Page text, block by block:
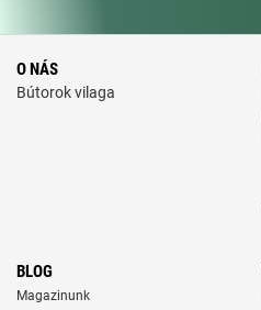
O NÁS
Bútorok vilaga
BLOG
Magazinunk